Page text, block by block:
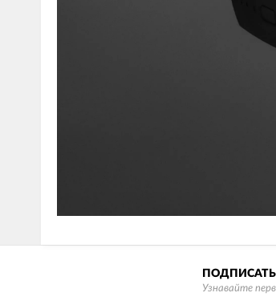
Узнавайте